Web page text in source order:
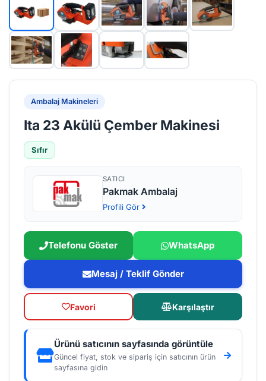
Ambalaj Makineleri
Ita 23 Akülü Çember Makinesi
Sıfır
SATICI
Pakmak Ambalaj
Profili Gör
Telefonu Göster WhatsApp
Mesaj / Teklif Gönder
Favori Karşılaştır
Ürünü satıcının sayfasında görüntüle
Güncel fiyat, stok ve sipariş için satıcının ürün
sayfasına gidin